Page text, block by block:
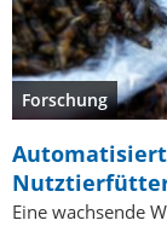
Forschung
Eine wachsende